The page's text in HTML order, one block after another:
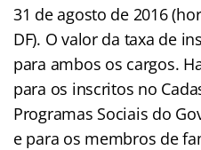
31 de agosto de 2016
DF). O valor da taxa de
para ambos os cargos.
para os inscritos no
Programas Sociais do
e para os membros de